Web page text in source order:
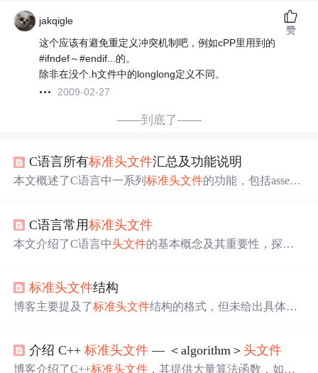
jakqigle
这个应该有避免重定义冲突机制吧，例如cPP里用到的
#ifndef～#endif...的。
除非在没个.h文件中的longlong定义不同。
2009-02-27
赞
——到底了——
C语言所有标准头文件汇总及功能说明
本文概述了C语言中一系列标准头文件的功能，包括assert.
语言丰富的内置功能和编程支持。
C语言常用标准头文件
本文介绍了C语言中头文件的基本概念及其重要性，探讨
标准头文件结构
博客主要提及了标准头文件结构的格式，但未给出具体内
介绍 C++标准头文件 — ＜algorithm＞ 头文件
博客介绍了C++标准头文件 ，其提供大量算法函数，如排